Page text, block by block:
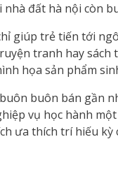
đất hà nội còn
giúp trẻ tiến tới
tranh hay
họa sản phẩm
buôn bán gần
vụ học hành
ưa thích trí hiếu kỳ